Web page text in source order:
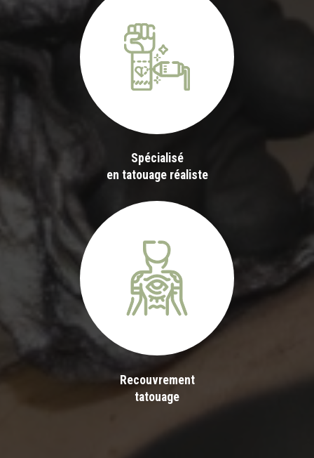
Spécialisé
en tatouage réaliste
Recouvrement
tatouage